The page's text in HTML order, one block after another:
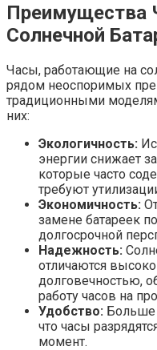
Преимущества
Солнечной
Часы, работающие на
рядом неоспоримых
традиционными
них:
Экологичность:
энергии снижает
которые часто
требуют
Экономичность:
замене батареек
долгосрочной
Надежность:
отличаются
долговечностью,
работу часов на
Удобство: Больше
что часы
момент.